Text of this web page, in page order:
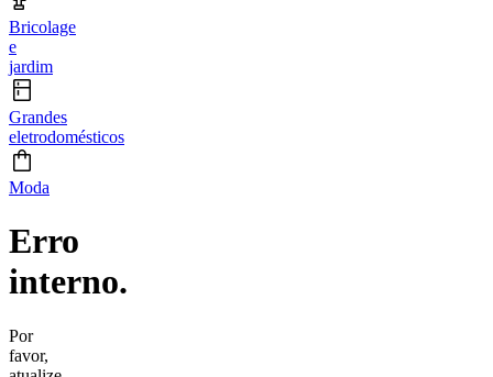
Bricolage
e
jardim
Grandes
eletrodomésticos
Moda
Erro
interno.
Por
favor,